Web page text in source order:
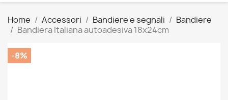
Home Accessori Bandiere e segnali
Bandiere
Bandiera Italiana autoadesiva 18x24cm
-8%